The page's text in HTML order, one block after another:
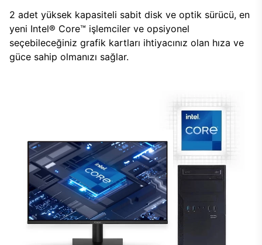
2 adet yüksek kapasiteli sabit disk ve optik sürücü, en
yeni Intel® Core™ işlemciler ve opsiyonel
seçebileceğiniz grafik kartları ihtiyacınız olan hıza ve
güce sahip olmanızı sağlar.